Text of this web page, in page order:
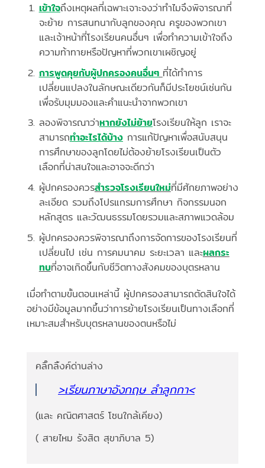
เข้าใจถึงเหตุผลที่เฉพาะเจาะจงว่าทำไมจึงพิจารณาที่
จะย้าย การสนทนากับลูกของคุณ ครูของพวกเขา
และเจ้าหน้าที่โรงเรียนคนอื่นๆ เพื่อทำความเข้าใจถึง
ความท้าทายหรือปัญหาที่พวกเขาเผชิญอยู่
การพูดคุยกับผู้ปกครองคนอื่นๆ ที่ได้ทำการ
เปลี่ยนแปลงในลักษณะเดียวกันก็มีประโยชน์เช่นกัน
เพื่อรับมุมมองและคำแนะนำจากพวกเขา
ลองพิจารณาว่าหากยังไม่ย้ายโรงเรียนให้ลูก เราจะ
สามารถทำอะไรได้บ้างการแก้ปัญหาเพื่อสนับสนุน
การศึกษาของลูกโดยไม่ต้องย้ายโรงเรียนเป็นตัว
เลือกที่น่าสนใจและอาจจะดีกว่า
ผู้ปกครองควรสำรวจโรงเรียนใหม่ที่มีศักยภาพอย่าง
ละเอียด รวมถึงโปรแกรมการศึกษา กิจกรรมนอก
หลักสูตร และวัฒนธรรมโดยรวมและสภาพแวดล้อม
ผู้ปกครองควรพิจารณาถึงการจัดการของโรงเรียนที่
เปลี่ยนไป เช่น การคมนาคม ระยะเวลา และผลกระ
ทบที่อาจเกิดขึ้นกับชีวิตทางสังคมของบุตรหลาน
เมื่อทำตามขั้นตอนเหล่านี้ ผู้ปกครองสามารถตัดสินใจได้
อย่างมีข้อมูลมากขึ้นว่าการย้ายโรงเรียนเป็นทางเลือกที่
เหมาะสมสำหรับบุตรหลานของตนหรือไม่
คลิ๊กลิ้งค์ด่านล่าง
>เรียนภาษาอังกฤษ ลำลูกกา<
(และ คณิตศาสตร์ โซนใกล้เคียง)
( สายไหม รังสิต สุขาภิบาล 5)